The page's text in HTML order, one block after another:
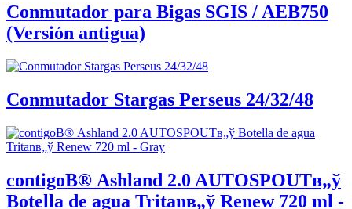
Conmutador para Bigas SGIS / AEB750
(Versión antigua)
Conmutador Stargas Perseus 24/32/48
contigoВ® Ashland 2.0 AUTOSPOUTв„ў
Botella de agua Tritanв„ў Renew 720 ml -